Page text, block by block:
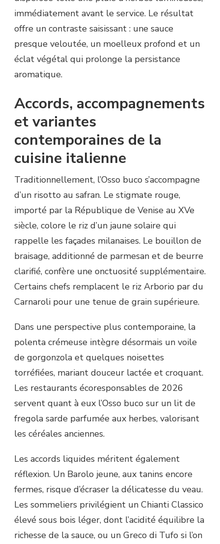
immédiatement avant le service. Le résultat
offre un contraste saisissant : une sauce
presque veloutée, un moelleux profond et un
éclat végétal qui prolonge la persistance
aromatique.
Accords, accompagnements
et variantes
contemporaines de la
cuisine italienne
Traditionnellement, l’Osso buco s’accompagne
d’un risotto au safran. Le stigmate rouge,
importé par la République de Venise au XVe
siècle, colore le riz d’un jaune solaire qui
rappelle les façades milanaises. Le bouillon de
braisage, additionné de parmesan et de beurre
clarifié, confère une onctuosité supplémentaire.
Certains chefs remplacent le riz Arborio par du
Carnaroli pour une tenue de grain supérieure.
Dans une perspective plus contemporaine, la
polenta crémeuse intègre désormais un voile
de gorgonzola et quelques noisettes
torréfiées, mariant douceur lactée et croquant.
Les restaurants écoresponsables de 2026
servent quant à eux l’Osso buco sur un lit de
fregola sarde parfumée aux herbes, valorisant
les céréales anciennes.
Les accords liquides méritent également
réflexion. Un Barolo jeune, aux tanins encore
fermes, risque d’écraser la délicatesse du veau.
Les sommeliers privilégient un Chianti Classico
élevé sous bois léger, dont l’acidité équilibre la
richesse de la sauce, ou un Greco di Tufo si l’on